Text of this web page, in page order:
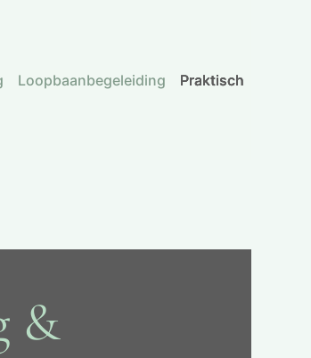
Loopbaanbegeleiding Praktisch
&